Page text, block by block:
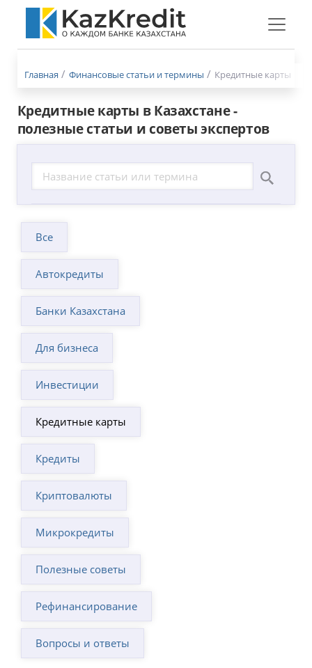
Меню
Главная Финансовые статьи и термины Кредитные карты
Кредитные карты в Казахстане -
полезные статьи и советы экспертов
Все
Автокредиты
Банки Казахстана
Для бизнеса
Инвестиции
Кредитные карты
Кредиты
Криптовалюты
Микрокредиты
Полезные советы
Рефинансирование
Вопросы и ответы